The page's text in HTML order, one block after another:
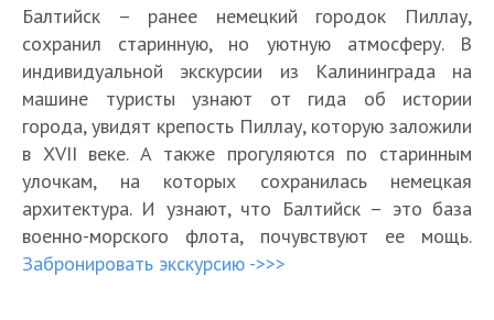
Балтийск – ранее немецкий городок Пиллау,
сохранил старинную, но уютную атмосферу. В
индивидуальной экскурсии из Калининграда на
машине туристы узнают от гида об истории
города, увидят крепость Пиллау, которую заложили
в XVII веке. А также прогуляются по старинным
улочкам, на которых сохранилась немецкая
архитектура. И узнают, что Балтийск – это база
военно-морского флота, почувствуют ее мощь.
Забронировать экскурсию ->>>